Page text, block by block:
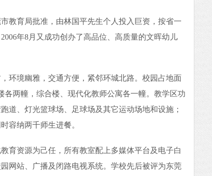
教育局批准，由林国平先生个人投入巨资，按省一
年8月又成功创办了高品位、高质量的文晖幼儿
环境幽雅，交通方便，紧邻环城北路。校园占地面
各两幢，综合楼、现代化教师公寓各一幢。教学区功
道、灯光篮球场、足球场及其它运动场地和设施；
容纳两千师生进餐。
育资源为己任，所有教室配上多媒体平台及电子白
网站、广播及闭路电视系统。学校先后被评为东莞